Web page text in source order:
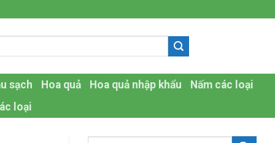
sạch Hoa quả Hoa quả nhập khẩu
Nấm các loại
loại